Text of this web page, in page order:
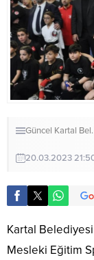
Güncel Kartal Bel.
20.03.2023
Kartal
Mesleki Eğitim